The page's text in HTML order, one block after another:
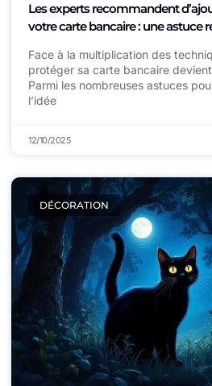
Les experts recommandent
votre carte bancaire : une astuce
Face à la multiplication des
protéger sa carte bancaire
Parmi les nombreuses astuces
l’idée
12/10/2025
DÉCORATION